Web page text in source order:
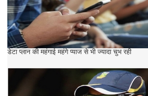
डेटा प्लान की महंगाई महंगे प्याज से भी ज्यादा चुभ रही